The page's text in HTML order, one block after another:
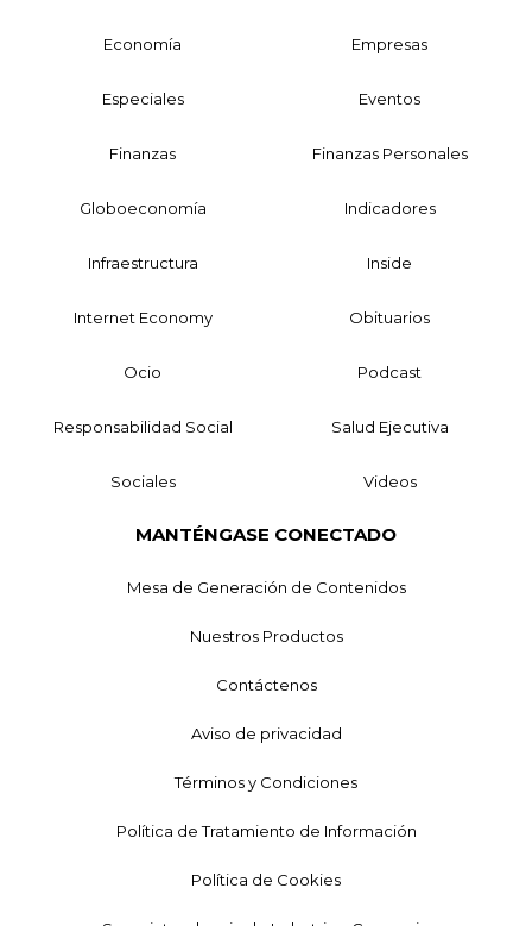
Economía Empresas
Especiales Eventos
Finanzas Finanzas Personales
Globoeconomía Indicadores
Infraestructura Inside
Internet Economy Obituarios
Ocio Podcast
Responsabilidad Social Salud Ejecutiva
Sociales Videos
MANTÉNGASE CONECTADO
Mesa de Generación de Contenidos
Nuestros Productos
Contáctenos
Aviso de privacidad
Términos y Condiciones
Política de Tratamiento de Información
Política de Cookies